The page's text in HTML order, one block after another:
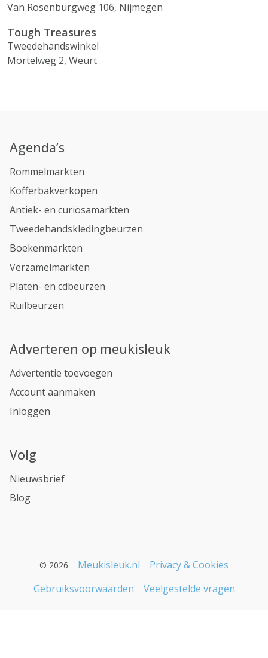
Van Rosenburgweg 106, Nijmegen
Tough Treasures
Tweedehandswinkel
Mortelweg 2, Weurt
Agenda’s
Rommelmarkten
Kofferbakverkopen
Antiek- en curiosamarkten
Tweedehandskledingbeurzen
Boekenmarkten
Verzamelmarkten
Platen- en cdbeurzen
Ruilbeurzen
Adverteren op meukisleuk
Advertentie toevoegen
Account aanmaken
Inloggen
Volg
Nieuwsbrief
Blog
© 2026 Meukisleuk.nl
Privacy & Cookies
Gebruiksvoorwaarden
Veelgestelde vragen